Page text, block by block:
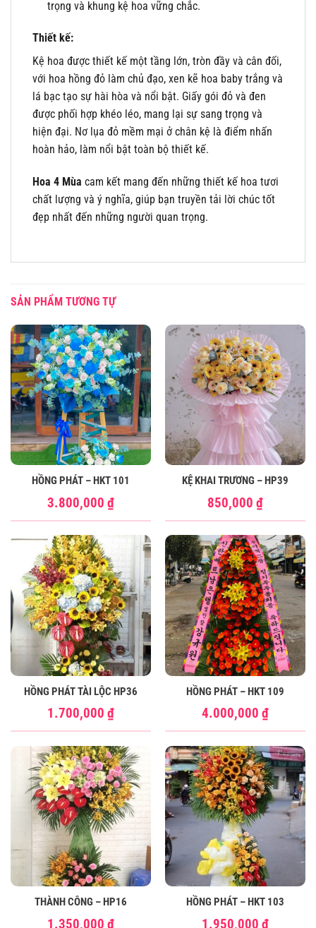
trọng và khung kệ hoa vững chắc.
Thiết kế:
Kệ hoa được thiết kế một tầng lớn, tròn đầy và cân đối,
với hoa hồng đỏ làm chủ đạo, xen kẽ hoa baby trắng và
lá bạc tạo sự hài hòa và nổi bật. Giấy gói đỏ và đen
được phối hợp khéo léo, mang lại sự sang trọng và
hiện đại. Nơ lụa đỏ mềm mại ở chân kệ là điểm nhấn
hoàn hảo, làm nổi bật toàn bộ thiết kế.
Hoa 4 Mùa cam kết mang đến những thiết kế hoa tươi
chất lượng và ý nghĩa, giúp bạn truyền tải lời chúc tốt
đẹp nhất đến những người quan trọng.
SẢN PHẨM TƯƠNG TỰ
HỒNG PHÁT – HKT 101
3.800,000 ₫
KỆ KHAI TRƯƠNG – HP39
850,000 ₫
HỒNG PHÁT TÀI LỘC HP36
1.700,000 ₫
HỒNG PHÁT – HKT 109
4.000,000 ₫
THÀNH CÔNG – HP16
1.350,000 ₫
HỒNG PHÁT – HKT 103
1.950,000 ₫